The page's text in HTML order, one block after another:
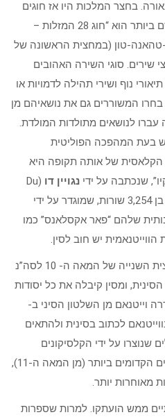
בחצר המלכות היו אז חוגים
ספרותיים פעילים מאד. המפורסם ביותר הוא “חוג 28 המזלות –
טהאנה-טון (במחצית הראשונה של
קבצי שירים. סוגי השירה האהובים
נוף ושירי תהילה לדמויות או
המשוררים גם את נושאיהם מן
עברו לנושאים מתולדות המולדת.
בעת המהפכה הפוליטית
ה-19 .היצירה הקלאסית של אותה תקופה היא
נגויין דו
(Du
Nguyen 1765-1820). זהו סיפור בן 3,254 שורות, שמוגדר על ידי
שלהם “פאר אקסלאנס” כמו
יש חוב לסין.
מן המאה ה 3 לפנה”ס, עד למחצית השנייה של המאה ה- 10 לסה”נ
ומסין קיבלה את כל יסודות
מן השלטון הסיני ב-
לכתוב בסינית ולהתאים
שנוצרו על ידי הקלסיקונים
הסיניים, כפי שמוכיחים הטקסטים הקדומים ביותר (מן המאה ה-11),
מאוחרות יותר.
ממש הועתקו. למרות שספרות